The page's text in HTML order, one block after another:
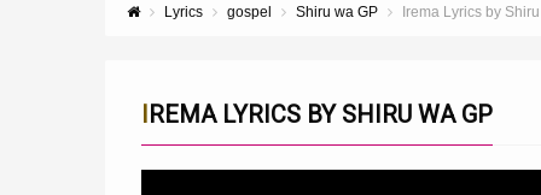
Lyrics gospel Shiru wa GP Irema Lyrics by
IREMA LYRICS BY SHIRU WA GP